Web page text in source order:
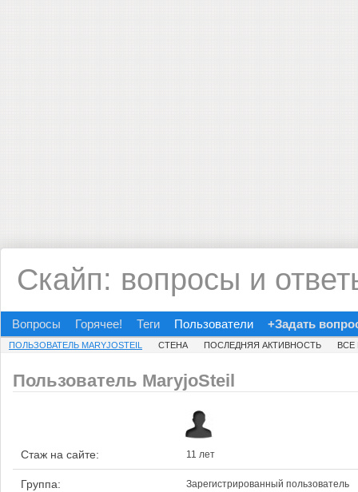
Скайп: вопросы и
Вопросы Горячее! Теги Пользователи +Задать
ПОЛЬЗОВАТЕЛЬ MARYJOSTEIL СТЕНА ПОСЛЕДНЯЯ АКТИВНОСТЬ
Пользователь MaryjoSteil
Стаж на сайте: 11 лет
Группа: Зарегистрированный пользователь